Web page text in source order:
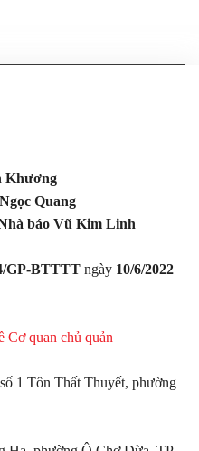
Khương
Quang
báo Vũ Kim Linh
GP-BTTTT ngày 10/6/2022
Cơ quan chủ quản
1 Tôn Thất Thuyết, phường